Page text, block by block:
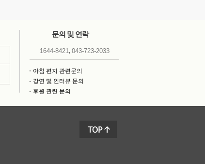
문의 및 연락
1644-8421, 043-723-2033
아침 편지 관련문의
강연 및 인터뷰 문의
후원 관련 문의